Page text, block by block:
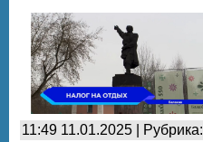
11:49 11.01.2025 | Рубрика: